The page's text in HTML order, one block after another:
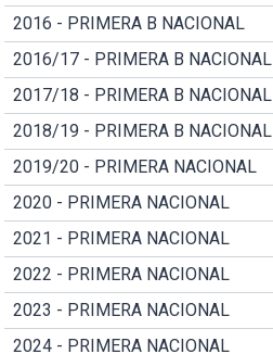
2016 - PRIMERA B NACIONAL
2016/17 - PRIMERA B NACIONAL
2017/18 - PRIMERA B NACIONAL
2018/19 - PRIMERA B NACIONAL
2019/20 - PRIMERA NACIONAL
2020 - PRIMERA NACIONAL
2021 - PRIMERA NACIONAL
2022 - PRIMERA NACIONAL
2023 - PRIMERA NACIONAL
2024 - PRIMERA NACIONAL